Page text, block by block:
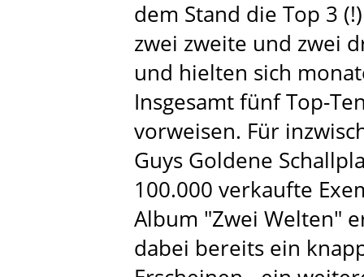
dem Stand die Top 3
zwei zweite und zwei
und hielten sich
Insgesamt fünf Top-
vorweisen. Für
Guys Goldene
100.000 verkaufte
Album "Zwei Welten"
dabei bereits ein